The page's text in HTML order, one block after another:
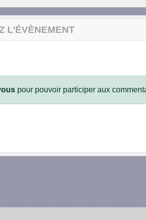
L’ÉVÈNEMENT
pour pouvoir participer aux